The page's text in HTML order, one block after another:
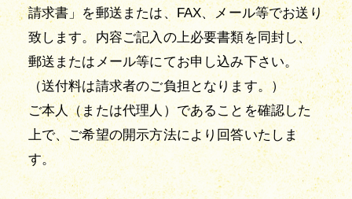
請求書」を郵送または、FAX、メール等でお送り
致します。内容ご記入の上必要書類を同封し、
郵送またはメール等にてお申し込み下さい。
（送付料は請求者のご負担となります。）
ご本人（または代理人）であることを確認した
上で、ご希望の開示方法により回答いたしま
す。